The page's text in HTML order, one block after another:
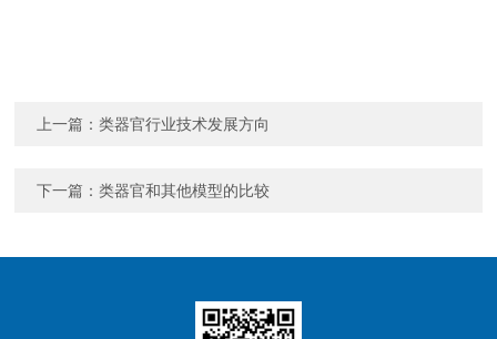
上一篇：类器官行业技术发展方向
下一篇：类器官和其他模型的比较